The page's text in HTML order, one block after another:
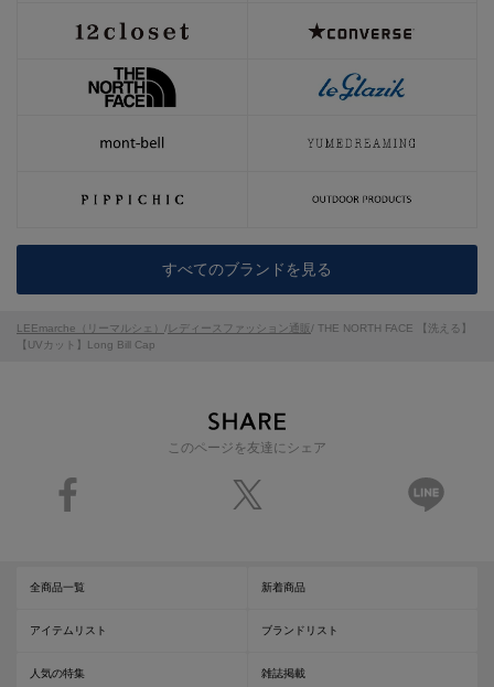
このページを友達にシェア
すべてのブランドを見る
LEEmarche（リーマルシェ） /レディースファッション通販/ THE NORTH FACE 【洗える】
【UVカット】Long Bill Cap
全商品一覧 新着商品
アイテムリスト ブランドリスト
人気の特集 雑誌掲載